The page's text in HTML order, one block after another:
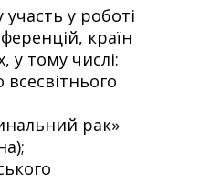
у роботі
країн
у тому числі:
рак»